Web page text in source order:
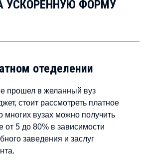
УСКОРЕННУЮ ФОРМУ
отеделении
прошел в желанный вуз
стоит рассмотреть платное
многих вузах можно получить
от 5 до 80% в зависимости
заведения и заслуг